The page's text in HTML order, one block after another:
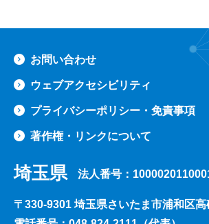
お問い合わせ
ウェブアクセシビリティ
プライバシーポリシー・免責事項
著作権・リンクについて
埼玉県 法人番号：
〒330-9301 埼玉県さいたま市浦和区